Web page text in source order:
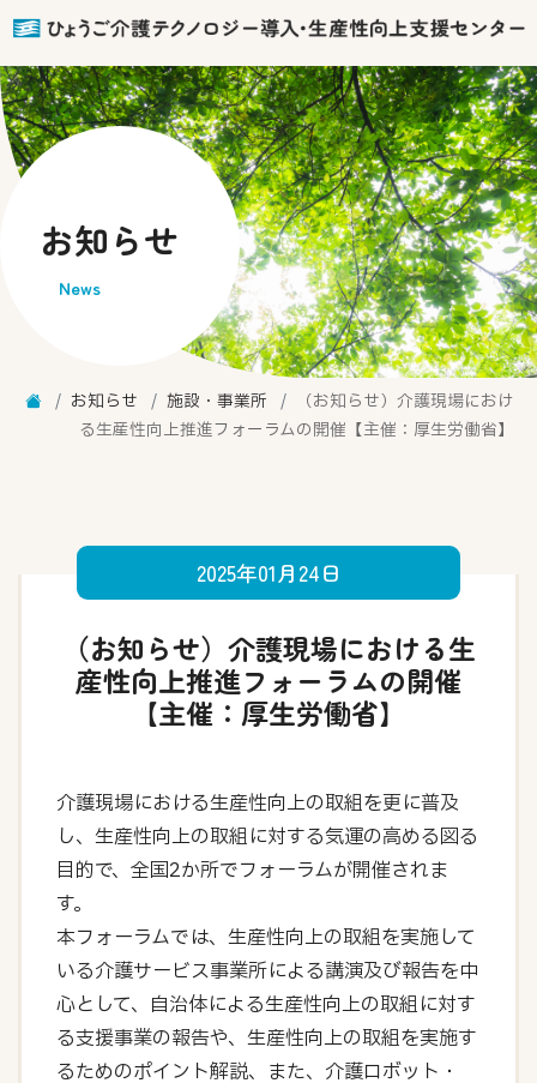
お知らせ
News
お知らせ 施設・事業所
（お知らせ）介護現場におけ
る生産性向上推進フォーラムの開催【主催：厚生労働省】
2025年01月24日
（お知らせ）介護現場における生
産性向上推進フォーラムの開催
【主催：厚生労働省】
介護現場における生産性向上の取組を更に普及
し、生産性向上の取組に対する気運の高める図る
目的で、全国2か所でフォーラムが開催されま
す。
本フォーラムでは、生産性向上の取組を実施して
いる介護サービス事業所による講演及び報告を中
心として、自治体による生産性向上の取組に対す
る支援事業の報告や、生産性向上の取組を実施す
るためのポイント解説、また、介護ロボット・